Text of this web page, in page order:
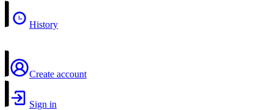
History
Create account
Sign in